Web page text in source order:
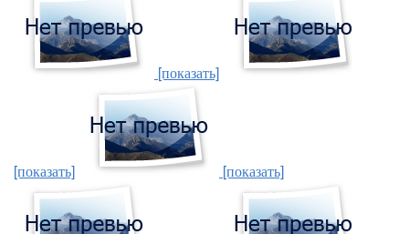
[показать]
[показать] [показать]